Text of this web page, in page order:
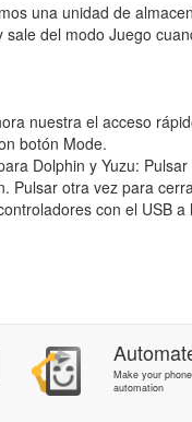
una unidad de
sale del modo Juego
nuestra el acceso
botón Mode.
Dolphin y Yuzu:
Pulsar otra vez para
con el USB a
Make your
automation